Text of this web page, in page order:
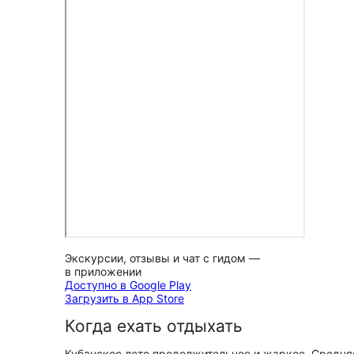
Экскурсии, отзывы и чат с гидом —
в приложении
Доступно в Google Play
Загрузить в App Store
Когда ехать отдыхать